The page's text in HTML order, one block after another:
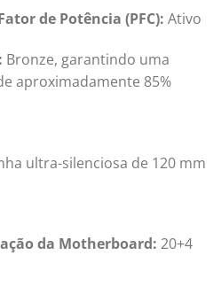
de Potência (PFC): Ativo
Bronze, garantindo uma
aproximadamente 85%
ultra-silenciosa de 120 mm
da Motherboard: 20+4